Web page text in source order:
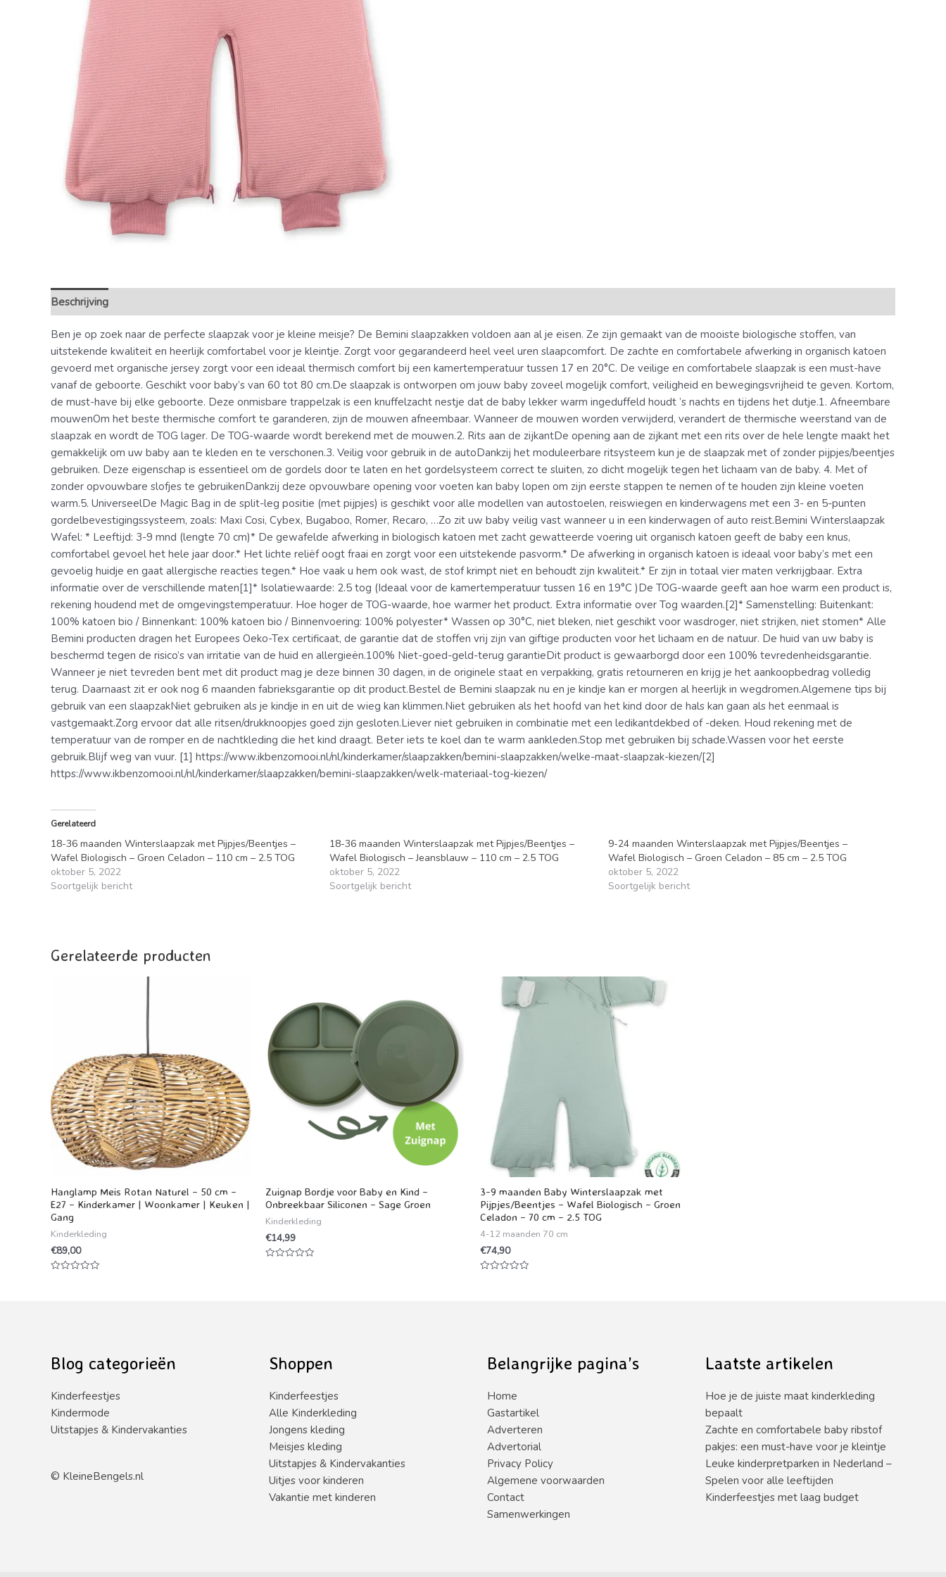
Beschrijving
Ben je op zoek naar de perfecte slaapzak voor je kleine meisje? De Bemini slaapzakken voldoen aan al je eisen. Ze zijn gemaakt van de mooiste biologische stoffen, van
uitstekende kwaliteit en heerlijk comfortabel voor je kleintje. Zorgt voor gegarandeerd heel veel uren slaapcomfort. De zachte en comfortabele afwerking in organisch katoen
gevoerd met organische jersey zorgt voor een ideaal thermisch comfort bij een kamertemperatuur tussen 17 en 20°C. De veilige en comfortabele slaapzak is een must-have
vanaf de geboorte. Geschikt voor baby’s van 60 tot 80 cm.De slaapzak is ontworpen om jouw baby zoveel mogelijk comfort, veiligheid en bewegingsvrijheid te geven. Kortom,
de must-have bij elke geboorte. Deze onmisbare trappelzak is een knuffelzacht nestje dat de baby lekker warm ingeduffeld houdt ’s nachts en tijdens het dutje.1. Afneembare
mouwenOm het beste thermische comfort te garanderen, zijn de mouwen afneembaar. Wanneer de mouwen worden verwijderd, verandert de thermische weerstand van de
slaapzak en wordt de TOG lager. De TOG-waarde wordt berekend met de mouwen.2. Rits aan de zijkantDe opening aan de zijkant met een rits over de hele lengte maakt het
gemakkelijk om uw baby aan te kleden en te verschonen.3. Veilig voor gebruik in de autoDankzij het moduleerbare ritsysteem kun je de slaapzak met of zonder pijpjes/beentjes
gebruiken. Deze eigenschap is essentieel om de gordels door te laten en het gordelsysteem correct te sluiten, zo dicht mogelijk tegen het lichaam van de baby. 4. Met of
zonder opvouwbare slofjes te gebruikenDankzij deze opvouwbare opening voor voeten kan baby lopen om zijn eerste stappen te nemen of te houden zijn kleine voeten
warm.5. UniverseelDe Magic Bag in de split-leg positie (met pijpjes) is geschikt voor alle modellen van autostoelen, reiswiegen en kinderwagens met een 3- en 5-punten
gordelbevestigingssysteem, zoals: Maxi Cosi, Cybex, Bugaboo, Romer, Recaro, …Zo zit uw baby veilig vast wanneer u in een kinderwagen of auto reist.Bemini Winterslaapzak
Wafel: * Leeftijd: 3-9 mnd (lengte 70 cm)* De gewafelde afwerking in biologisch katoen met zacht gewatteerde voering uit organisch katoen geeft de baby een knus,
comfortabel gevoel het hele jaar door.* Het lichte reliëf oogt fraai en zorgt voor een uitstekende pasvorm.* De afwerking in organisch katoen is ideaal voor baby’s met een
gevoelig huidje en gaat allergische reacties tegen.* Hoe vaak u hem ook wast, de stof krimpt niet en behoudt zijn kwaliteit.* Er zijn in totaal vier maten verkrijgbaar. Extra
informatie over de verschillende maten[1]* Isolatiewaarde: 2.5 tog (Ideaal voor de kamertemperatuur tussen 16 en 19°C )De TOG-waarde geeft aan hoe warm een product is,
rekening houdend met de omgevingstemperatuur. Hoe hoger de TOG-waarde, hoe warmer het product. Extra informatie over Tog waarden.[2]* Samenstelling: Buitenkant:
100% katoen bio / Binnenkant: 100% katoen bio / Binnenvoering: 100% polyester* Wassen op 30°C, niet bleken, niet geschikt voor wasdroger, niet strijken, niet stomen* Alle
Bemini producten dragen het Europees Oeko-Tex certificaat, de garantie dat de stoffen vrij zijn van giftige producten voor het lichaam en de natuur. De huid van uw baby is
beschermd tegen de risico’s van irritatie van de huid en allergieën.100% Niet-goed-geld-terug garantieDit product is gewaarborgd door een 100% tevredenheidsgarantie.
Wanneer je niet tevreden bent met dit product mag je deze binnen 30 dagen, in de originele staat en verpakking, gratis retourneren en krijg je het aankoopbedrag volledig
terug. Daarnaast zit er ook nog 6 maanden fabrieksgarantie op dit product.Bestel de Bemini slaapzak nu en je kindje kan er morgen al heerlijk in wegdromen.Algemene tips bij
gebruik van een slaapzakNiet gebruiken als je kindje in en uit de wieg kan klimmen.Niet gebruiken als het hoofd van het kind door de hals kan gaan als het eenmaal is
vastgemaakt.Zorg ervoor dat alle ritsen/drukknoopjes goed zijn gesloten.Liever niet gebruiken in combinatie met een ledikantdekbed of -deken. Houd rekening met de
temperatuur van de romper en de nachtkleding die het kind draagt. Beter iets te koel dan te warm aankleden.Stop met gebruiken bij schade.Wassen voor het eerste
gebruik.Blijf weg van vuur. [1] https://www.ikbenzomooi.nl/nl/kinderkamer/slaapzakken/bemini-slaapzakken/welke-maat-slaapzak-kiezen/[2]
https://www.ikbenzomooi.nl/nl/kinderkamer/slaapzakken/bemini-slaapzakken/welk-materiaal-tog-kiezen/
Gerelateerd
18-36 maanden Winterslaapzak met Pijpjes/Beentjes –
Wafel Biologisch – Groen Celadon – 110 cm – 2.5 TOG
oktober 5, 2022
Soortgelijk bericht
18-36 maanden Winterslaapzak met Pijpjes/Beentjes –
Wafel Biologisch – Jeansblauw – 110 cm – 2.5 TOG
oktober 5, 2022
Soortgelijk bericht
9-24 maanden Winterslaapzak met Pijpjes/Beentjes –
Wafel Biologisch – Groen Celadon – 85 cm – 2.5 TOG
oktober 5, 2022
Soortgelijk bericht
Gerelateerde producten
Hanglamp Meis Rotan Naturel – 50 cm –
E27 – Kinderkamer | Woonkamer | Keuken |
Gang
Kinderkleding
€89,00
Zuignap Bordje voor Baby en Kind –
Onbreekbaar Siliconen – Sage Groen
Kinderkleding
€14,99
3-9 maanden Baby Winterslaapzak met
Pijpjes/Beentjes – Wafel Biologisch – Groen
Celadon – 70 cm – 2.5 TOG
4-12 maanden 70 cm
€74,90
Blog categorieën
Kinderfeestjes
Kindermode
Uitstapjes & Kindervakanties
© KleineBengels.nl
Shoppen
Kinderfeestjes
Alle Kinderkleding
Jongens kleding
Meisjes kleding
Uitstapjes & Kindervakanties
Uitjes voor kinderen
Vakantie met kinderen
Belangrijke pagina’s
Home
Gastartikel
Adverteren
Advertorial
Privacy Policy
Algemene voorwaarden
Contact
Samenwerkingen
Laatste artikelen
Hoe je de juiste maat kinderkleding
bepaalt
Zachte en comfortabele baby ribstof
pakjes: een must-have voor je kleintje
Leuke kinderpretparken in Nederland –
Spelen voor alle leeftijden
Kinderfeestjes met laag budget